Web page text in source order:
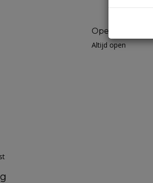
Openingstijden
Altijd open